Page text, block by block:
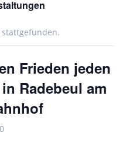
Frieden jeden
Radebeul am